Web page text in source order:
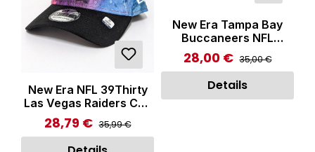
New Era NFL 39Thirty
Las Vegas Raiders Cap
Multicolor
Verkaufspreis:
28,79 € Regulärer Preis:
35,99 €
New Era Tampa Bay
Buccaneers NFL
39THIRTY Stretch Fit
Cap Black
Verkaufspreis:
28,00 € Regulärer Preis:
35,00 €
Details